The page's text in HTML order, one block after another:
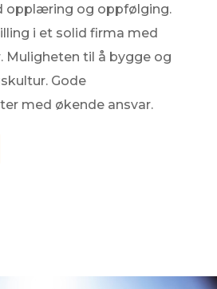
opplæring og oppfølging.
i et solid firma med
Muligheten til å bygge og
Gode
med økende ansvar.